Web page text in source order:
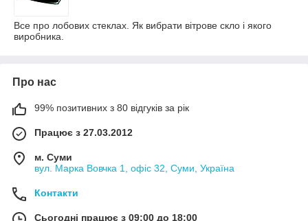
Все про лобових стеклах. Як вибрати вітрове скло і якого
виробника.
Про нас
99% позитивних з 80 відгуків за рік
Працює з 27.03.2012
м. Суми
вул. Марка Вовчка 1, офіс 32, Суми, Україна
Контакти
Сьогодні працює з 09:00 до 18:00